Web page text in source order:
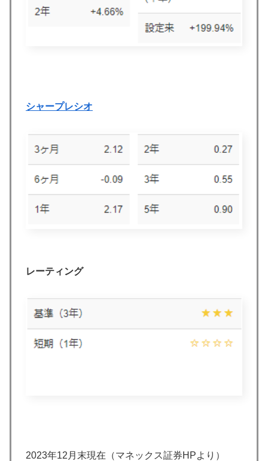
シャープレシオ
レーティング
2023年12月末現在（マネックス証券HPより）